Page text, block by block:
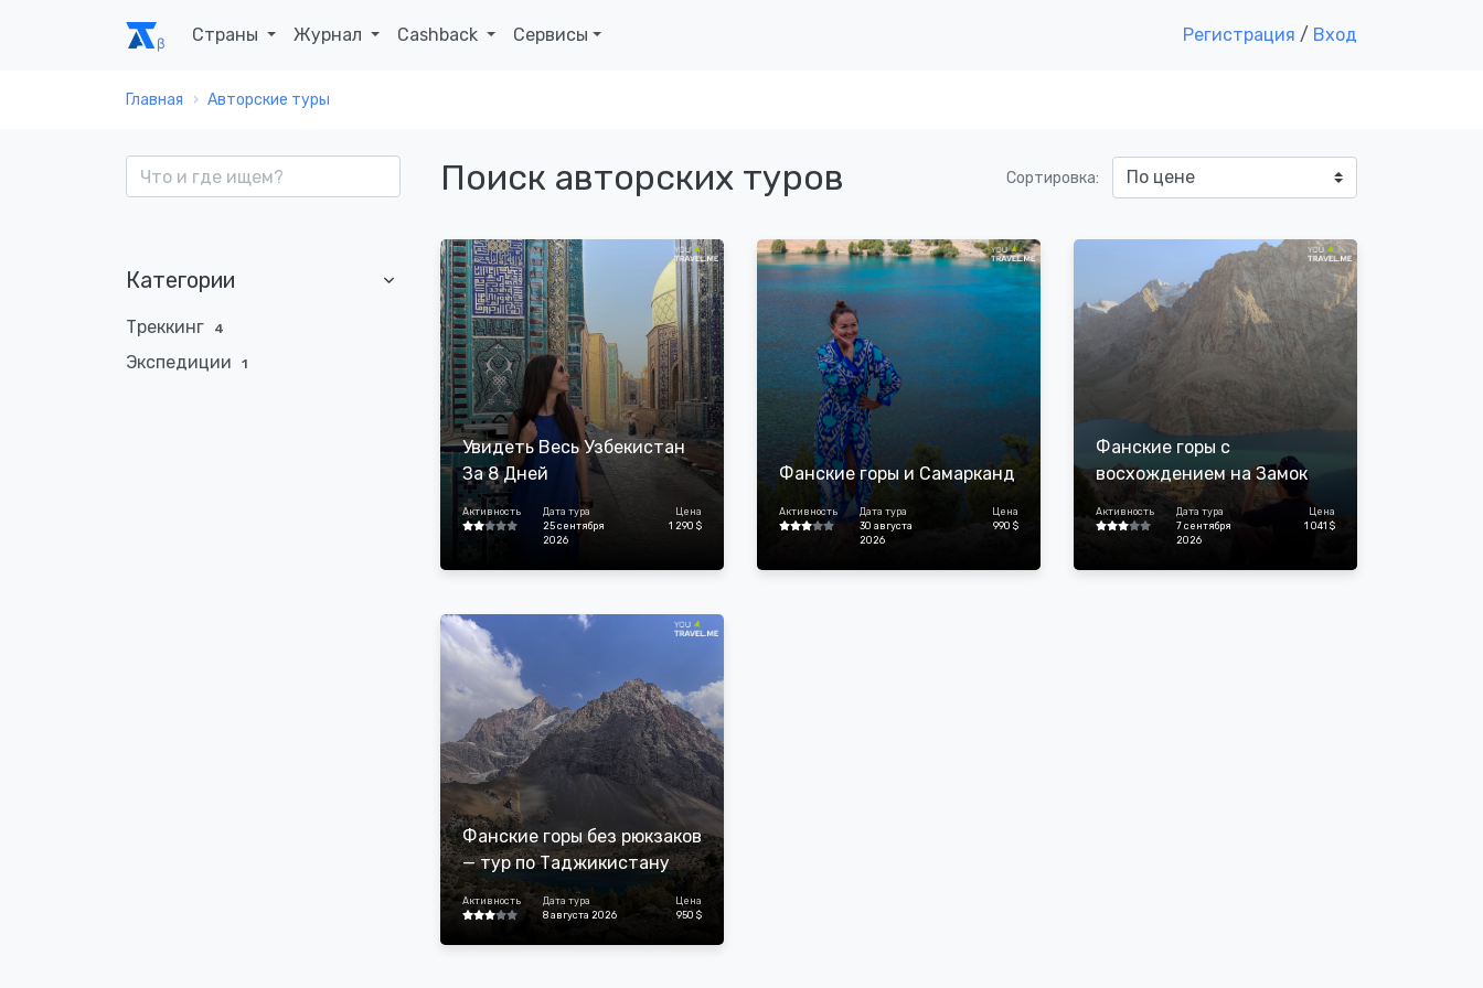
Страны Журнал Cashback Сервисы Регистрация / Вход
Главная Авторские туры
Категории
Треккинг 4
Экспедиции 1
Поиск авторских туров Сортировка:
Увидеть Весь Узбекистан
За 8 Дней
Активность
Дата тура
25 сентября
2026
Цена
1 290 $
Фанские горы и Самарканд
Активность
Дата тура
30 августа
2026
Цена
990 $
Фанские горы с
восхождением на Замок
5020 м и Энергию 5132 м
Активность
Дата тура
7 сентября
2026
Цена
1 041 $
Фанские горы без рюкзаков
— тур по Таджикистану
Активность
Дата тура
8 августа 2026
Цена
950 $